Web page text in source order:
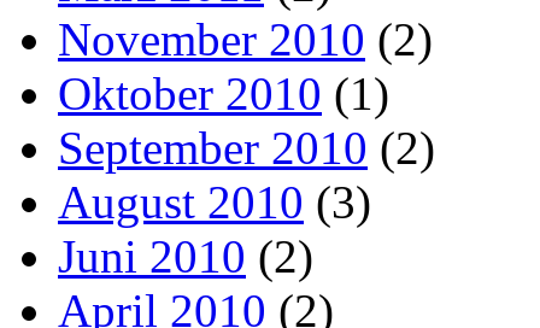
November 2010 (2)
Oktober 2010 (1)
September 2010 (2)
August 2010 (3)
Juni 2010 (2)
April 2010 (2)